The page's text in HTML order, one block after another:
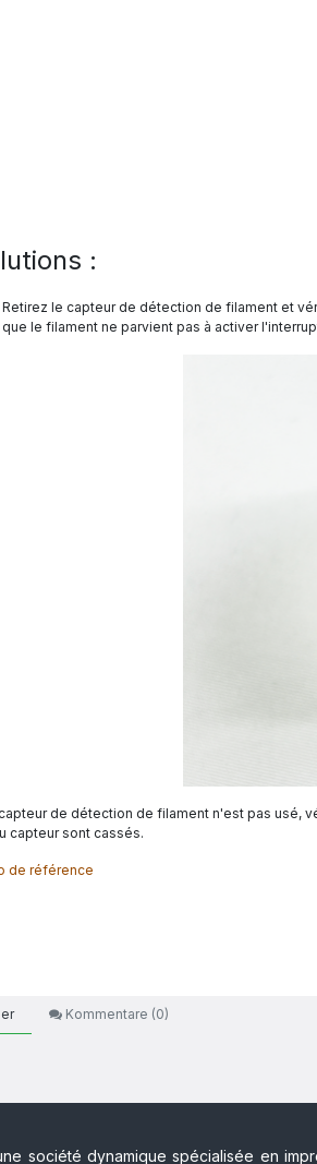
:
Retirez le capteur de détection de filament et
que le filament ne parvient pas à activer
de détection de filament n'est pas usé,
capteur sont cassés.
de référence
Kommentare (0)
société dynamique spécialisée en